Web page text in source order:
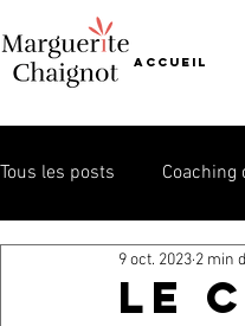
ACCUEIL
Tous les posts Coaching
Le
9 oct. 2023 2 min